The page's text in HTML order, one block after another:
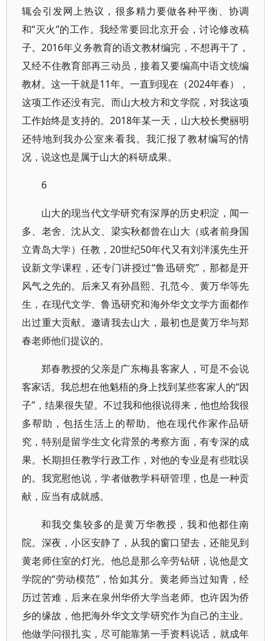
辄会引发网上热议，很多精力要做各种平衡、协调
和“灭火”的工作。我经常要回北京开会，讨论修改稿
子。2016年义务教育的语文教材编完，不想再干了，
又经不住教育部再三动员，接着又要编高中语文统编
教材。这一干就是11年。一直到现在（2024年春），
这项工作还没有完。而山大校方和文学院，对我这项
工作始终是支持的。2018年某一天，山大校长樊丽明
还特地到我办公室来看我。我汇报了教材编写的情
况，说这也是属于山大的科研成果。
6
山大的现当代文学研究有深厚的历史积淀，闻一
多、老舍、沈从文、梁实秋都曾在山大（或者前身国
立青岛大学）任教，20世纪50年代又有刘泮溪先生开
设新文学课程，还专门讲授过“鲁迅研究”，那都是开
风气之先的。后来又有孙昌熙、孔范今、黄万华等先
生，在现代文学、鲁迅研究和海外华文文学方面都作
出过重大贡献。邀请我去山大，最初也是黄万华与郑
春老师他们提议的。
郑春教授的父亲是广东梅县客家人，可是不会说
客家话。我总想在他魁梧的身上找到某些客家人的“因
子”，结果很失望。不过我和他很说得来，他也给我很
多帮助，包括生活上的帮助。他在现代作家作品研
究，特别是留学生文化背景的考察方面，有专深的成
果。长期担任教学行政工作，对他的专业是有些耽误
的。我宽慰他说，学者做教学科研管理，也是一种贡
献，应当有成就感。
和我交集较多的是黄万华教授，我和他都住南
院。深夜，小区安静了，从我的窗口望去，还能见到
黄老师住室的灯光。他总是那么辛劳钻研，说他是文
学院的“劳动模范”，恰如其分。黄老师当过知青，经
历过苦难，后来在泉州华侨大学当老师。也许因为侨
乡的缘故，他把海外华文文学研究作为自己的主业。
他做学问很扎实，尽可能靠第一手资料说话，就成年